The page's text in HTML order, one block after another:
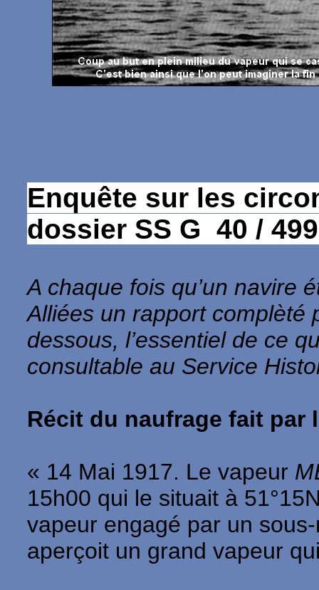
Enquête sur les
dossier SS G 40 /
A chaque fois qu’un navire
Alliées un rapport complèté
dessous, l’essentiel de ce
consultable au Service
Récit du naufrage fait par
« 14 Mai 1917. Le vapeur
15h00 qui le situait à
vapeur engagé par un
aperçoit un grand vapeur